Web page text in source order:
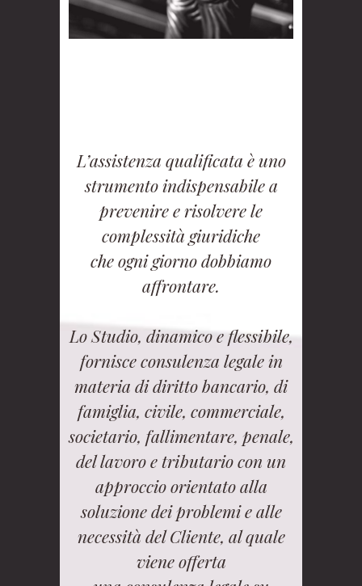
L’assistenza qualificata è uno
strumento indispensabile a
prevenire e risolvere le
complessità giuridiche
che ogni giorno dobbiamo
affrontare.
Lo Studio, dinamico e flessibile,
fornisce consulenza legale in
materia di diritto bancario, di
famiglia, civile, commerciale,
societario, fallimentare, penale,
del lavoro e tributario con un
approccio orientato alla
soluzione dei problemi e alle
necessità del Cliente, al quale
viene offerta